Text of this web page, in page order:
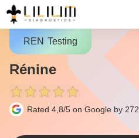
REN Testing
Rénine
Rated 4,8/5 on Google by 272